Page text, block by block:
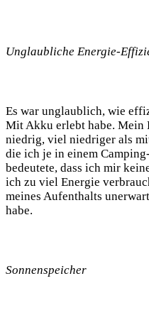
Unglaubliche ⁣Energie-
Es war unglaublich, wie
Mit Akku ‍erlebt habe.⁢ Mein
niedrig, ​viel niedriger als
die ich ​je in einem
bedeutete, dass ich ​mir
ich zu‌ viel Energie
meines Aufenthalts‌
habe.
Sonnenspeicher